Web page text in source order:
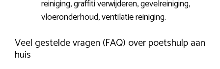
reiniging, graffiti verwijderen, gevelreiniging,
vloeronderhoud, ventilatie reiniging.
Veel gestelde vragen (FAQ) over poetshulp aan
huis